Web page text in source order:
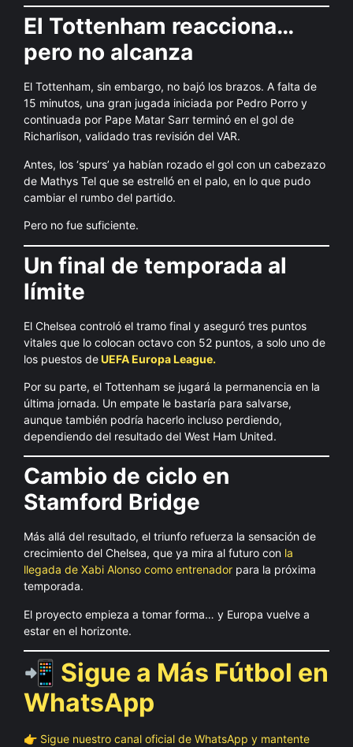
El Tottenham reacciona…
pero no alcanza
El Tottenham, sin embargo, no bajó los brazos. A falta de
15 minutos, una gran jugada iniciada por Pedro Porro y
continuada por Pape Matar Sarr terminó en el gol de
Richarlison, validado tras revisión del VAR.
Antes, los ‘spurs’ ya habían rozado el gol con un cabezazo
de Mathys Tel que se estrelló en el palo, en lo que pudo
cambiar el rumbo del partido.
Pero no fue suficiente.
Un final de temporada al
límite
El Chelsea controló el tramo final y aseguró tres puntos
vitales que lo colocan octavo con 52 puntos, a solo uno de
los puestos deUEFA Europa League.
Por su parte, el Tottenham se jugará la permanencia en la
última jornada. Un empate le bastaría para salvarse,
aunque también podría hacerlo incluso perdiendo,
dependiendo del resultado del West Ham United.
Cambio de ciclo en
Stamford Bridge
Más allá del resultado, el triunfo refuerza la sensación de
crecimiento del Chelsea, que ya mira al futuro con la
llegada de Xabi Alonso como entrenador para la próxima
temporada.
El proyecto empieza a tomar forma… y Europa vuelve a
estar en el horizonte.
📲 Sigue a Más Fútbol en
WhatsApp
👉 Sigue nuestro canal oficial de WhatsApp y mantente